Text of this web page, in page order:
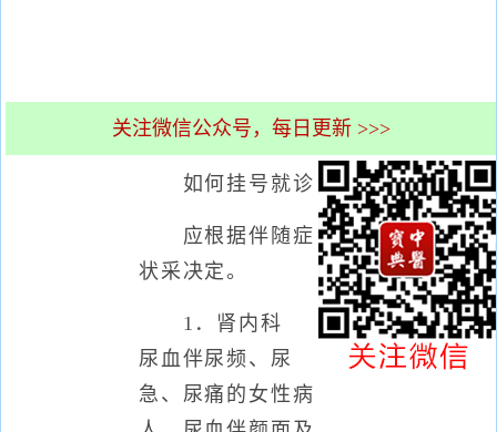
关注微信公众号，每日更新 >>>
如何挂号就诊
应根据伴随症
状采决定。
1．肾内科
尿血伴尿频、尿
急、尿痛的女性病